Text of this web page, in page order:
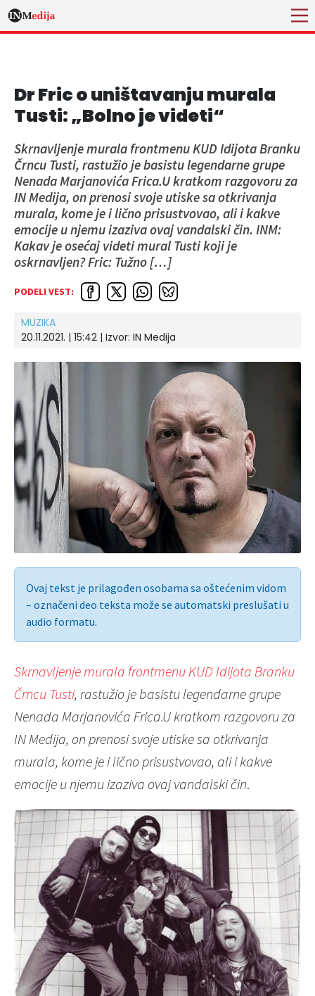
Dr Fric o uništavanju murala
Tusti: „Bolno je videti“
Skrnavljenje murala frontmenu KUD Idijota Branku
Črncu Tusti, rastužio je basistu legendarne grupe
Nenada Marjanovića Frica.U kratkom razgovoru za
IN Medija, on prenosi svoje utiske sa otkrivanja
murala, kome je i lično prisustvovao, ali i kakve
emocije u njemu izaziva ovaj vandalski čin. INM:
Kakav je osećaj videti mural Tusti koji je
oskrnavljen? Fric: Tužno […]
PODELI VEST:
MUZIKA
20.11.2021. | 15:42 | Izvor: IN Medija
Ovaj tekst je prilagođen osobama sa oštećenim vidom
– označeni deo teksta može se automatski preslušati u
audio formatu.
Skrnavljenje murala frontmenu KUD Idijota Branku
Črncu Tusti, rastužio je basistu legendarne grupe
Nenada Marjanovića Frica.U kratkom razgovoru za
IN Medija, on prenosi svoje utiske sa otkrivanja
murala, kome je i lično prisustvovao, ali i kakve
emocije u njemu izaziva ovaj vandalski čin.